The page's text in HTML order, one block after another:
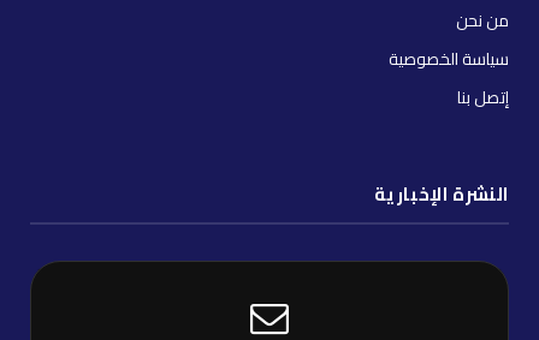
من نحن
سياسة الخصوصية
إتصل بنا
النشرة الإخبارية